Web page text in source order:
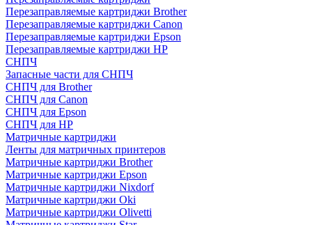
Перезаправляемые картриджи Brother
Перезаправляемые картриджи Canon
Перезаправляемые картриджи Epson
Перезаправляемые картриджи HP
СНПЧ
Запасные части для СНПЧ
СНПЧ для Brother
СНПЧ для Canon
СНПЧ для Epson
СНПЧ для HP
Матричные картриджи
Ленты для матричных принтеров
Матричные картриджи Brother
Матричные картриджи Epson
Матричные картриджи Nixdorf
Матричные картриджи Oki
Матричные картриджи Olivetti